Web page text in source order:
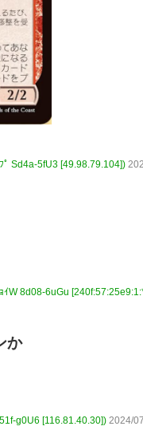
ﾟ Sd4a-5fU3 [49.98.79.104])
ｲW 8d08-6uGu
か
g0U6 [116.81.40.30]) 2024/